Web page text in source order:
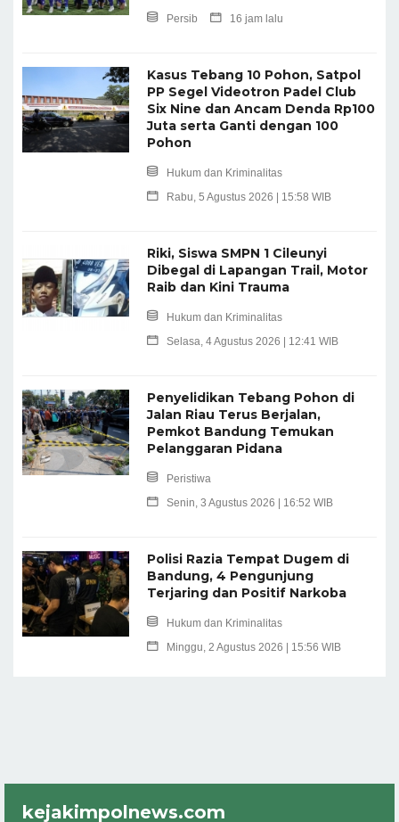
Persib 16 jam lalu
Kasus Tebang 10 Pohon, Satpol
PP Segel Videotron Padel Club
Six Nine dan Ancam Denda Rp100
Juta serta Ganti dengan 100
Pohon
Hukum dan Kriminalitas
Rabu, 5 Agustus 2026 | 15:58 WIB
Riki, Siswa SMPN 1 Cileunyi
Dibegal di Lapangan Trail, Motor
Raib dan Kini Trauma
Hukum dan Kriminalitas
Selasa, 4 Agustus 2026 | 12:41 WIB
Penyelidikan Tebang Pohon di
Jalan Riau Terus Berjalan,
Pemkot Bandung Temukan
Pelanggaran Pidana
Peristiwa
Senin, 3 Agustus 2026 | 16:52 WIB
Polisi Razia Tempat Dugem di
Bandung, 4 Pengunjung
Terjaring dan Positif Narkoba
Hukum dan Kriminalitas
Minggu, 2 Agustus 2026 | 15:56 WIB
kejakimpolnews.com